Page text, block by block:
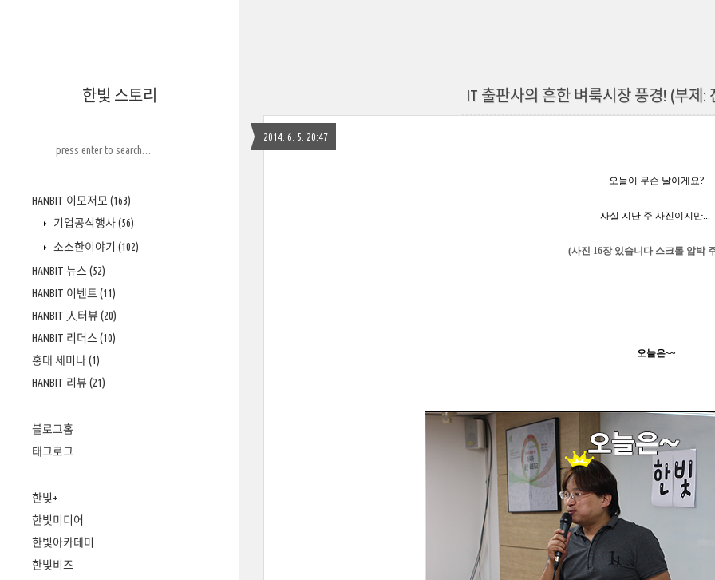
한빛 스토리
HANBIT 이모저모 (163)
기업공식행사(56)
소소한이야기 (102)
HANBIT 뉴스 (52)
HANBIT 이벤트 (11)
HANBIT 人터뷰 (20)
HANBIT 리더스 (10)
홍대 세미나(1)
HANBIT 리뷰 (21)
블로그홈
태그로그
한빛+
한빛미디어
한빛아카데미
한빛비즈
IT 출판사의 흔한 벼룩시장 풍경! (부제:
2014. 6. 5. 20:47
오늘이 무슨 날이게요?
사실 지난 주 사진이지만...
(사진 16장 있습니다 스크롤 압박
오늘은~~